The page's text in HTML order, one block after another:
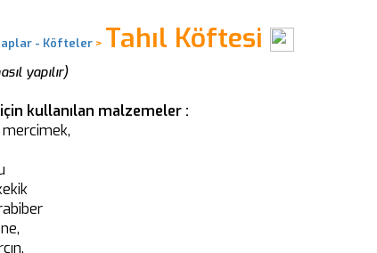
- Köfteler> Tahıl Köftesi
yapılır)
kullanılan malzemeler :